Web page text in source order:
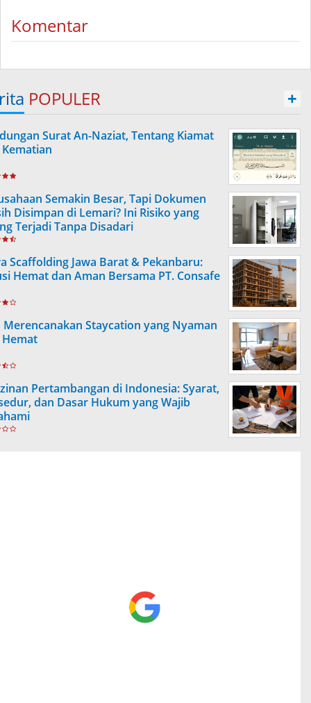
Komentar
POPULER +
Surat An-Naziat, Tentang Kiamat
Semakin Besar, Tapi Dokumen
Disimpan di Lemari? Ini Risiko yang
Terjadi Tanpa Disadari
Scaffolding Jawa Barat & Pekanbaru:
Hemat dan Aman Bersama PT. Consafe
Merencanakan Staycation yang Nyaman
Pertambangan di Indonesia: Syarat,
dan Dasar Hukum yang Wajib